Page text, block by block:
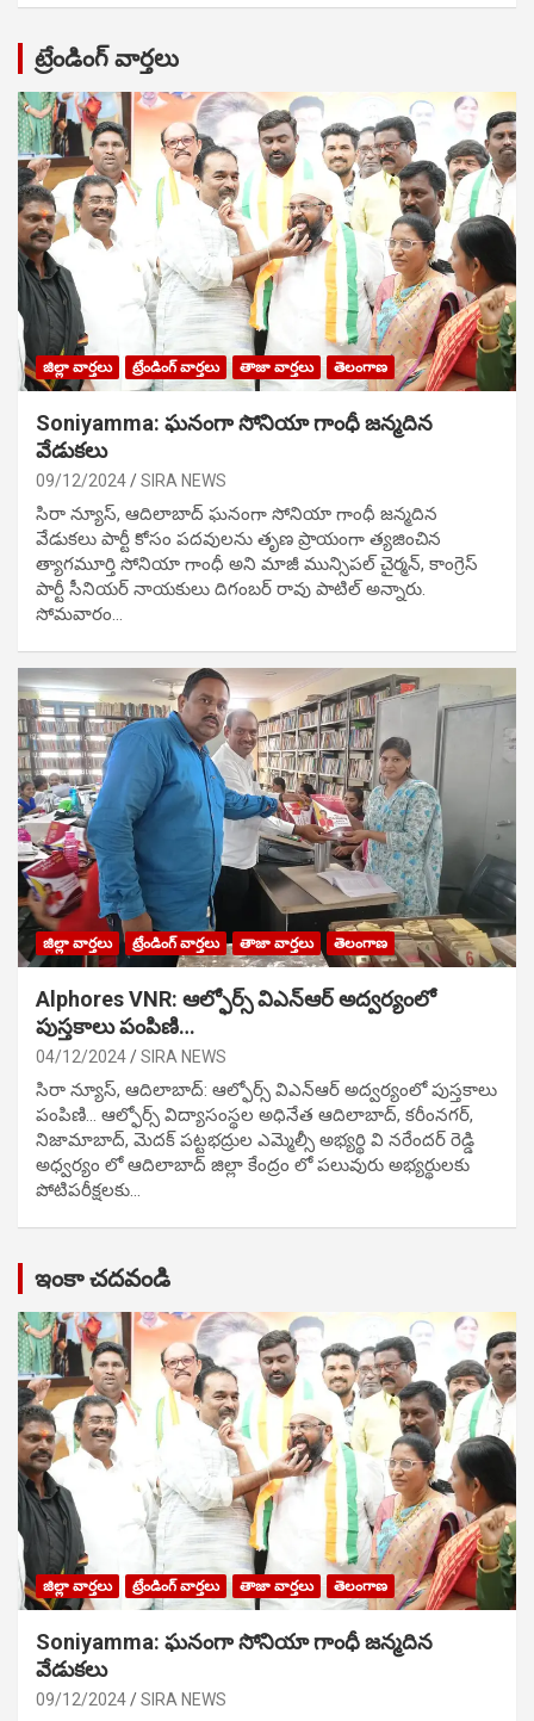
ట్రేండింగ్ వార్తలు
జిల్లా వార్తలు ట్రేండింగ్ వార్తలు తాజా వార్తలు తెలంగాణ
Soniyamma: ఘ‌నంగా సోనియా గాంధీ జ‌న్మ‌దిన
వేడుక‌లు
09/12/2024 SIRA NEWS
సిరా న్యూస్, ఆదిలాబాద్ ఘ‌నంగా సోనియా గాంధీ జ‌న్మ‌దిన
వేడుక‌లు పార్టీ కోసం ప‌ద‌వుల‌ను తృణ ప్రాయంగా త్య‌జించిన
త్యాగమూర్తి సోనియా గాంధీ అని మాజీ మున్సిప‌ల్ చైర్మ‌న్, కాంగ్రెస్
పార్టీ సీనియ‌ర్ నాయ‌కులు దిగంబ‌ర్ రావు పాటిల్ అన్నారు.
సోమవారం…
జిల్లా వార్తలు ట్రేండింగ్ వార్తలు తాజా వార్తలు తెలంగాణ
Alphores VNR: ఆల్ఫోర్స్ విఎన్ఆర్ అద్వర్యంలో
పుస్తకాలు పంపిణి…
04/12/2024 SIRA NEWS
సిరా న్యూస్, ఆదిలాబాద్: ఆల్ఫోర్స్ విఎన్ఆర్ అద్వర్యంలో పుస్తకాలు
పంపిణి… ఆల్ఫోర్స్ విద్యాసంస్థల అధినేత ఆదిలాబాద్, కరీంనగర్,
నిజామాబాద్, మెదక్ పట్టభద్రుల ఎమ్మెల్సీ అభ్యర్థి వి నరేందర్ రెడ్డి
అధ్వర్యం లో ఆదిలాబాద్ జిల్లా కేంద్రం లో పలువురు అభ్యర్థులకు
పోటిప‌రీక్ష‌ల‌కు…
ఇంకా చదవండి
జిల్లా వార్తలు ట్రేండింగ్ వార్తలు తాజా వార్తలు తెలంగాణ
Soniyamma: ఘ‌నంగా సోనియా గాంధీ జ‌న్మ‌దిన
వేడుక‌లు
09/12/2024 SIRA NEWS